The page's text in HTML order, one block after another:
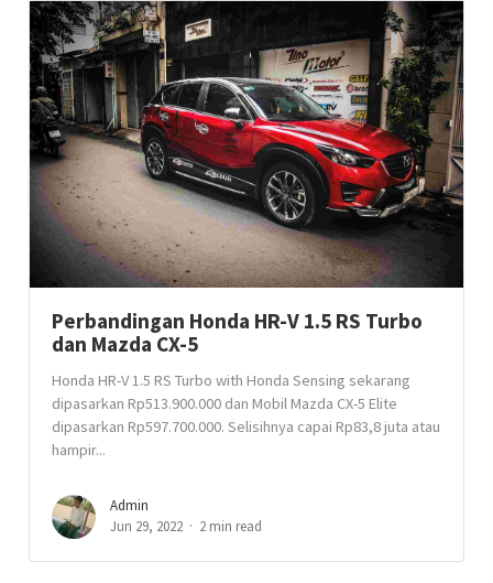
Perbandingan Honda HR-V 1.5 RS Turbo
dan Mazda CX-5
Honda HR-V 1.5 RS Turbo with Honda Sensing sekarang
dipasarkan Rp513.900.000 dan Mobil Mazda CX-5 Elite
dipasarkan Rp597.700.000. Selisihnya capai Rp83,8 juta atau
hampir...
Admin
Jun 29, 2022
2 min read